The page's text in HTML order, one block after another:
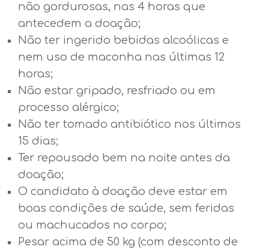
não gordurosas, nas 4 horas que
antecedem a doação;
Não ter ingerido bebidas alcoólicas e
nem uso de maconha nas últimas 12
horas;
Não estar gripado, resfriado ou em
processo alérgico;
Não ter tomado antibiótico nos últimos
15 dias;
Ter repousado bem na noite antes da
doação;
O candidato à doação deve estar em
boas condições de saúde, sem feridas
ou machucados no corpo;
Pesar acima de 50 kg (com desconto de